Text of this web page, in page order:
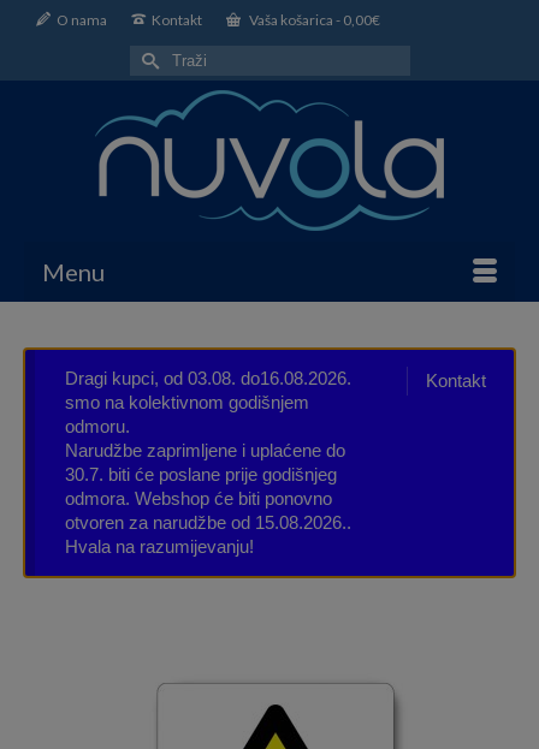
O nama Kontakt Vaša košarica - 0,00€
Search
for:
Menu
Kontakt
Dragi kupci, od 03.08. do16.08.2026.
smo na kolektivnom godišnjem
odmoru.
Narudžbe zaprimljene i uplaćene do
30.7. biti će poslane prije godišnjeg
odmora. Webshop će biti ponovno
otvoren za narudžbe od 15.08.2026..
Hvala na razumijevanju!